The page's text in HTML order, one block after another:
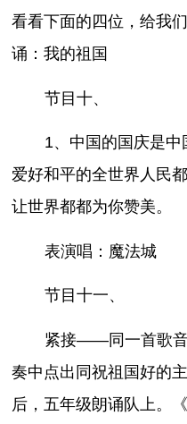
看看下面的四位，给我
诵：我的祖国
节目十、
1、中国的国庆是
爱好和平的全世界人民
让世界都都为你赞美。
表演唱：魔法城
节目十一、
紧接——同一首歌音
奏中点出同祝祖国好的
后，五年级朗诵队上。